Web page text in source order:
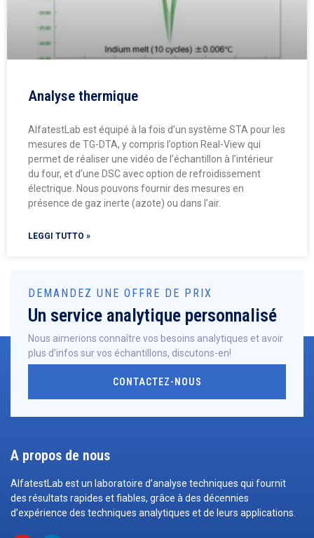
Analyse thermique
AlfatestLab est équipé à la fois d’un système STA pour les
mesures de TG-DTA, y compris l’option Real-View qui
permet de réaliser une vidéo de l’échantillon à l’intérieur
du four, et d’une DSC avec option de refroidissement
électrique. Nous pouvons fournir des mesures en
présence de gaz inerte (azote) ou dans l’air.
LEGGI TUTTO »
DEMANDEZ UNE OFFRE DE PRIX
Un service analytique personnalisé
Nous aimerions connaître vos besoins analytiques et avoir
plus d’infos sur vos échantillons, discutons-en!
CONTACTEZ-NOUS
A propos de nous
AlfatestLab est un laboratoire d’analyse techniques qui fournit
des résultats rapides et fiables, grâce à des décennies
d’expérience des techniques analytiques et de leurs applications.